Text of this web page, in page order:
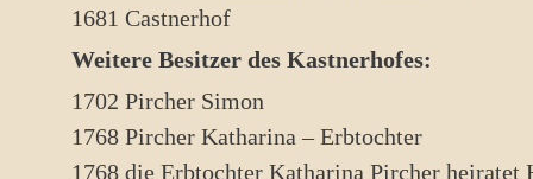
1681 Castnerhof
Weitere Besitzer des Kastnerhofes:
1702 Pircher Simon
1768 Pircher Katharina – Erbtochter
1768 die Erbtochter Katharina Pircher